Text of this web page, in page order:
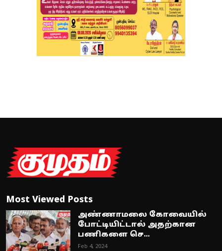
Most Viewed Posts
அண்ணாமலை கோவையில்
போட்டியிட்டால் அதற்கான
பணிகளை செ...
Feb 4, 2024